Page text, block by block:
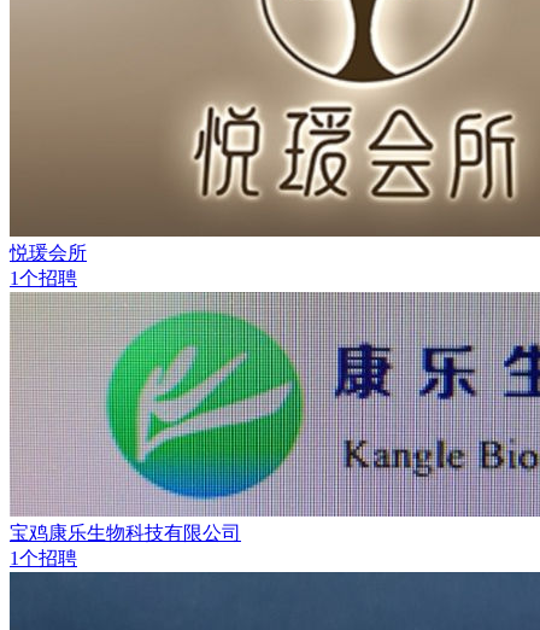
悦瑗会所
1个招聘
宝鸡康乐生物科技有限公司
1个招聘